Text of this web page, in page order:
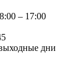
– 17:00
дни